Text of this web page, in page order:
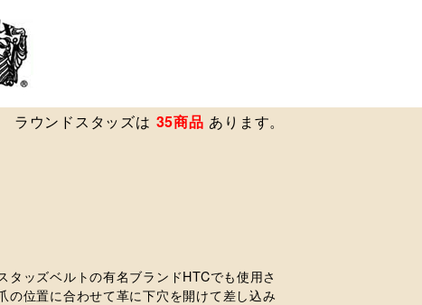
ッズベルトの有名ブランドHTCでも使用さ
位置に合わせて革に下穴を開けて差し込み
ラウンドスタッズは 35商品 あります。